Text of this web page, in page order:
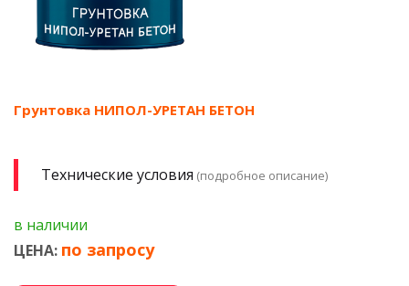
Грунтовка НИПОЛ-УРЕТАН БЕТОН
Технические условия (подробное описание)
в наличии
ЦЕНА: по запросу